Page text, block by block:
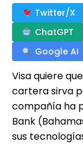
Twitter/X
ChatGPT
Google AI
Visa quiere
cartera sirva
compañía ha
Bank
sus